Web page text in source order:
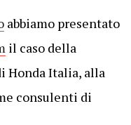
abbiamo presentato
il caso della
Honda Italia, alla
consulenti di